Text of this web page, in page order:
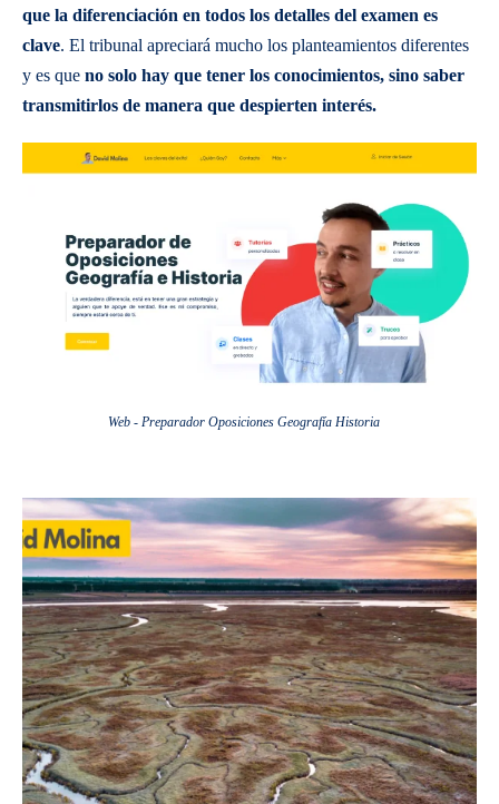
que la diferenciación en todos los detalles del examen es
clave. El tribunal apreciará mucho los planteamientos diferentes
y es que no solo hay que tener los conocimientos, sino saber
transmitirlos de manera que despierten interés.
Web - Preparador Oposiciones Geografía Historia